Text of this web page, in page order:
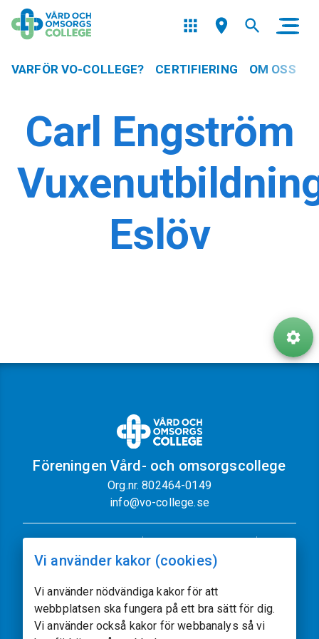
VARFÖR VO-COLLEGE? CERTIFIERING OM OSS
Carl Engström
Eslöv
Föreningen Vård- och omsorgscollege
Org.nr. 802464-0149
info@vo-college.se
Sajtkarta
Följ oss
Vi använder kakor (cookies)
Vi använder nödvändiga kakor för att
webbplatsen ska fungera på ett bra sätt för dig.
Vi använder också kakor för webbanalys så vi